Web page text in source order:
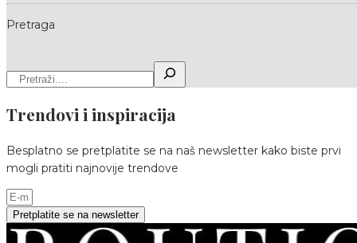
Pretraga
Trendovi i inspiracija
Besplatno se pretplatite se na naš newsletter kako biste prvi
mogli pratiti najnovije trendove
Pretplatite se na newsletter